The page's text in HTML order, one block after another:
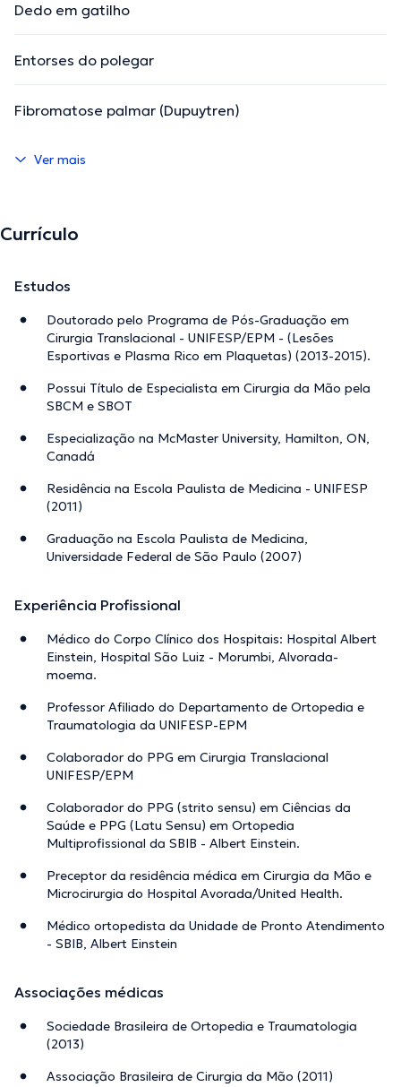
Dedo em gatilho
Entorses do polegar
Fibromatose palmar (Dupuytren)
Ver mais
Currículo
Estudos
Doutorado pelo Programa de Pós-Graduação em
Cirurgia Translacional - UNIFESP/EPM - (Lesões
Esportivas e Plasma Rico em Plaquetas) (2013-2015).
Possui Título de Especialista em Cirurgia da Mão pela
SBCM e SBOT
Especialização na McMaster University, Hamilton, ON,
Canadá
Residência na Escola Paulista de Medicina - UNIFESP
(2011)
Graduação na Escola Paulista de Medicina,
Universidade Federal de São Paulo (2007)
Experiência Profissional
Médico do Corpo Clínico dos Hospitais: Hospital Albert
Einstein, Hospital São Luiz - Morumbi, Alvorada-
moema.
Professor Afiliado do Departamento de Ortopedia e
Traumatologia da UNIFESP-EPM
Colaborador do PPG em Cirurgia Translacional
UNIFESP/EPM
Colaborador do PPG (strito sensu) em Ciências da
Saúde e PPG (Latu Sensu) em Ortopedia
Multiprofissional da SBIB - Albert Einstein.
Preceptor da residência médica em Cirurgia da Mão e
Microcirurgia do Hospital Avorada/United Health.
Médico ortopedista da Unidade de Pronto Atendimento
- SBIB, Albert Einstein
Associações médicas
Sociedade Brasileira de Ortopedia e Traumatologia
(2013)
Associação Brasileira de Cirurgia da Mão (2011)